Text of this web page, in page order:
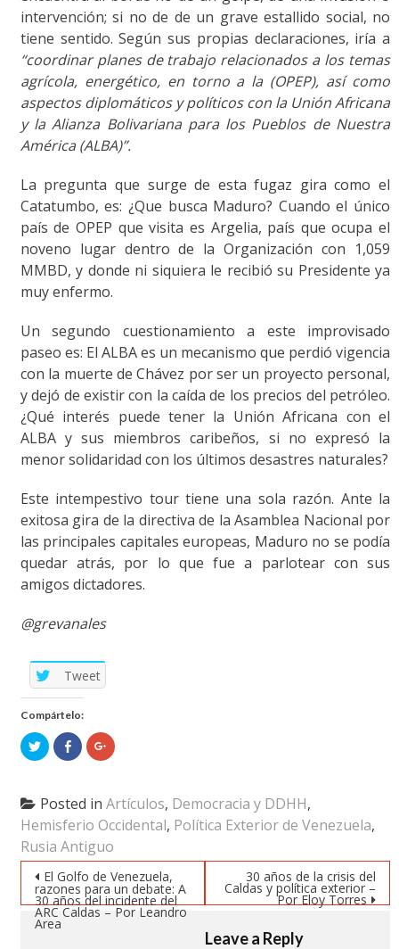
intervención; si no de de un grave estallido social, no
tiene sentido. Según sus propias declaraciones, iría a
“coordinar planes de trabajo relacionados a los temas
agrícola, energético, en torno a la (OPEP), así como
aspectos diplomáticos y políticos con la Unión Africana
y la Alianza Bolivariana para los Pueblos de Nuestra
América (ALBA)”.
La pregunta que surge de esta fugaz gira como el
Catatumbo, es: ¿Que busca Maduro? Cuando el único
país de OPEP que visita es Argelia, país que ocupa el
noveno lugar dentro de la Organización con 1,059
MMBD, y donde ni siquiera le recibió su Presidente ya
muy enfermo.
Un segundo cuestionamiento a este improvisado
paseo es: El ALBA es un mecanismo que perdió vigencia
con la muerte de Chávez por ser un proyecto personal,
y dejó de existir con la caída de los precios del petróleo.
¿Qué interés puede tener la Unión Africana con el
ALBA y sus miembros caribeños, si no expresó la
menor solidaridad con los últimos desastres naturales?
Este intempestivo tour tiene una sola razón. Ante la
exitosa gira de la directiva de la Asamblea Nacional por
las principales capitales europeas, Maduro no se podía
quedar atrás, por lo que fue a parlotear con sus
amigos dictadores.
@grevanales
Tweet
Compártelo:
Click
to
share
(Opens
in
new
window)
Click
to
share
(Opens
in
new
window)
Click
to
(Opens
in
new
window)
Posted in Artículos, Democracia y DDHH,
Hemisferio Occidental, Política Exterior de Venezuela,
Rusia Antiguo
Post navigation
El Golfo de Venezuela,
razones para un debate: A
30 años del incidente del
ARC Caldas – Por Leandro
Area
30 años de la crisis del
Caldas y política exterior –
Por Eloy Torres
Leave a Reply